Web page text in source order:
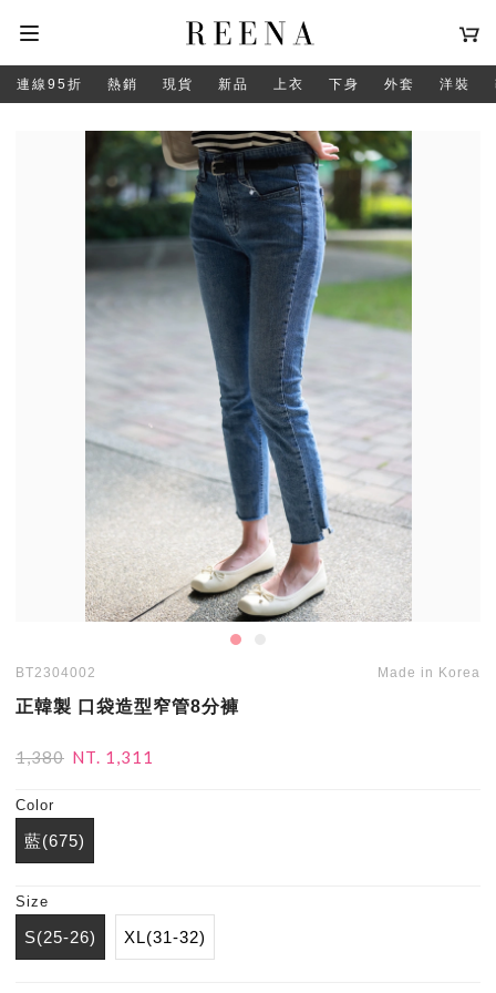
連線95折 熱銷 現貨 新品 上衣 下身 外套 洋裝
BT2304002 Made in Korea
正韓製 口袋造型窄管8分褲
1,380 NT. 1,311
Color
藍(675)
Size
S(25-26) XL(31-32)